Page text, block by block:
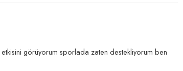
etkisini görüyorum sporlada zaten destekliyorum ben